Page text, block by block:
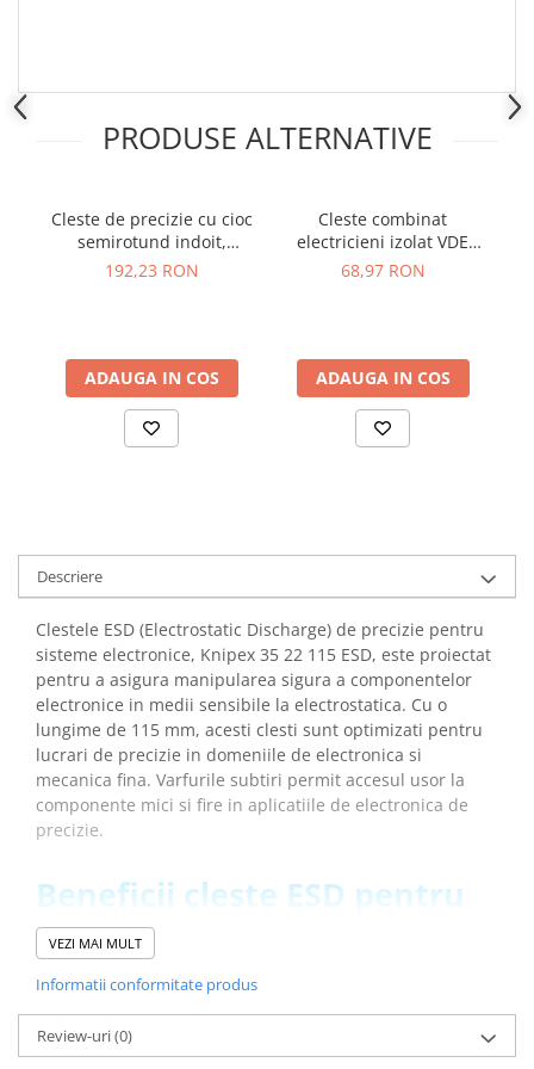
PRODUSE ALTERNATIVE
Cleste de precizie cu cioc
semirotund indoit,
Knipex 35 42 115
192,23 RON
ADAUGA IN COS
Cleste combinat
electricieni izolat VDE
1000V 160mm Irimo 601V-
68,97 RON
ADAUGA IN COS
Descriere
Clestele ESD (Electrostatic Discharge) de precizie pentru
sisteme electronice, Knipex 35 22 115 ESD, este proiectat
pentru a asigura manipularea sigura a componentelor
electronice in medii sensibile la electrostatica. Cu o
lungime de 115 mm, acesti clesti sunt optimizati pentru
lucrari de precizie in domeniile de electronica si
mecanica fina. Varfurile subtiri permit accesul usor la
componente mici si fire in aplicatiile de electronica de
precizie.
Beneficii cleste ESD pentru
electronisti, Knipex 35 22
115:
Ideal pentru lucrari de montaj fin, cum ar fi cele din
domeniul electronic si mecanica fina, deoarece
VEZI MAI MULT
Informatii conformitate produs
Review-uri(0)